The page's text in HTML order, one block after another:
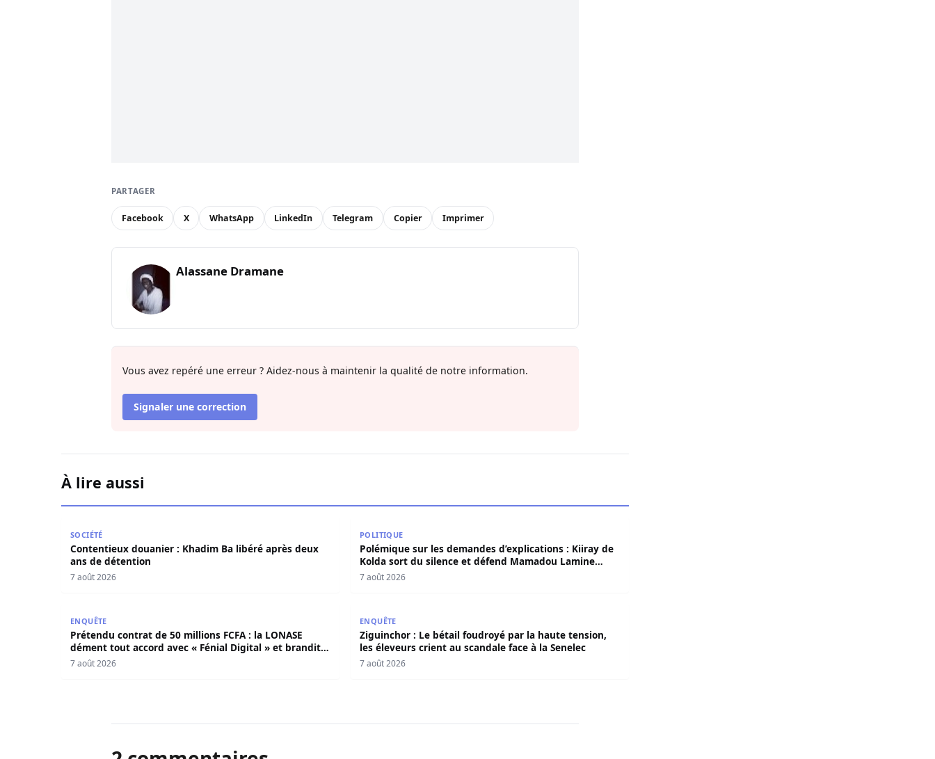
PARTAGER
Facebook X WhatsApp LinkedIn Telegram Copier Imprimer
Alassane Dramane
Vous avez repéré une erreur ? Aidez-nous à maintenir la qualité de notre information.
Signaler une correction
À lire aussi
SOCIÉTÉ
Contentieux douanier : Khadim Ba libéré après deux
ans de détention
7 août 2026
POLITIQUE
Polémique sur les demandes d’explications : Kiiray de
Kolda sort du silence et défend Mamadou Lamine
Dianté
7 août 2026
ENQUÊTE
Prétendu contrat de 50 millions FCFA : la LONASE
dément tout accord avec « Fénial Digital » et brandit
la menace de poursuites
7 août 2026
ENQUÊTE
Ziguinchor : Le bétail foudroyé par la haute tension,
les éleveurs crient au scandale face à la Senelec
7 août 2026